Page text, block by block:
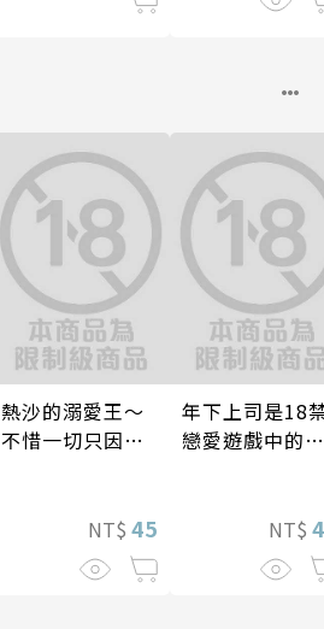
熱沙的溺愛王～
不惜一切只因愛
NT$ 45
年下上司是18
戀愛遊戲中的我
NT$